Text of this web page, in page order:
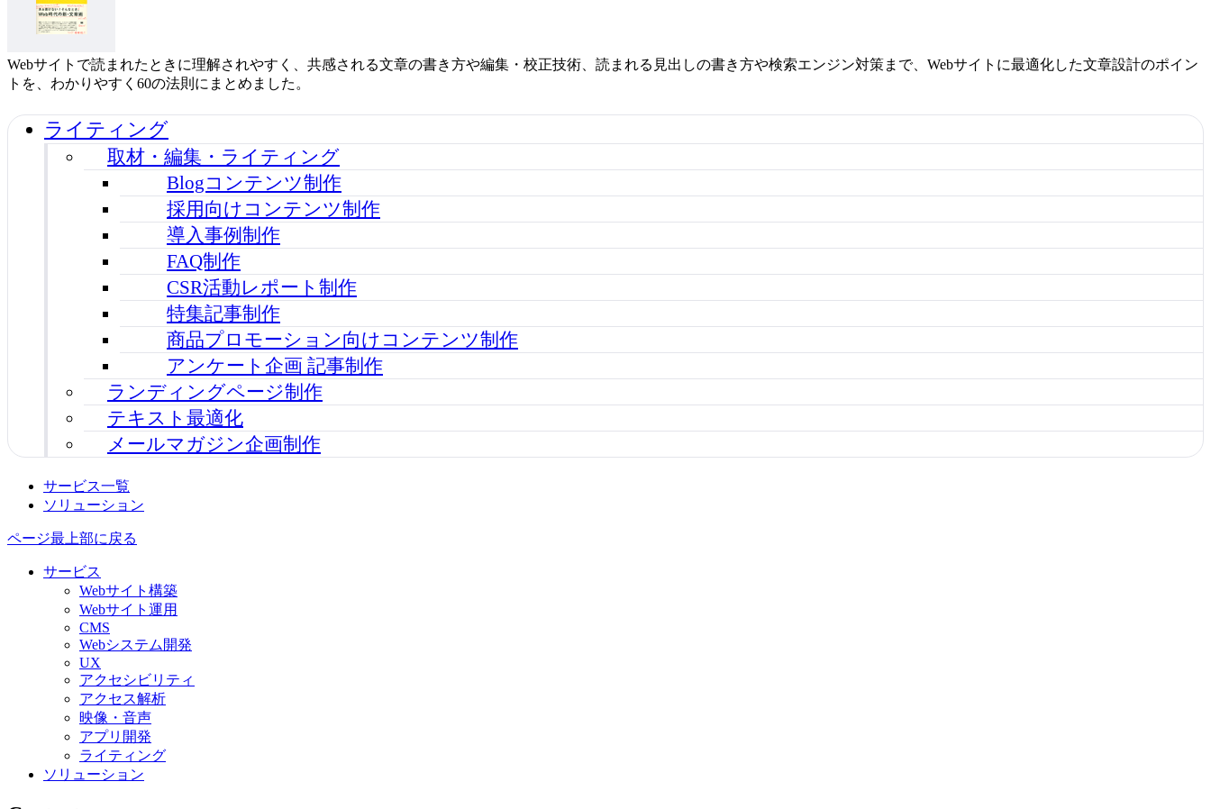
Webサイトで読まれたときに理解されやすく、共感される文章の書き方や編集・校正技術、読まれる見出しの書き方や検索エンジン対策まで、Webサイトに最適化した文章設計のポイン
トを、わかりやすく60の法則にまとめました。
ライティング
取材・編集・ライティング
Blogコンテンツ制作
採用向けコンテンツ制作
導入事例制作
FAQ制作
CSR活動レポート制作
特集記事制作
商品プロモーション向けコンテンツ制作
アンケート企画 記事制作
ランディングページ制作
テキスト最適化
メールマガジン企画制作
サービス一覧
ソリューション
ページ最上部に戻る
サービス
Webサイト構築
Webサイト運用
CMS
Webシステム開発
UX
アクセシビリティ
アクセス解析
映像・音声
アプリ開発
ライティング
ソリューション